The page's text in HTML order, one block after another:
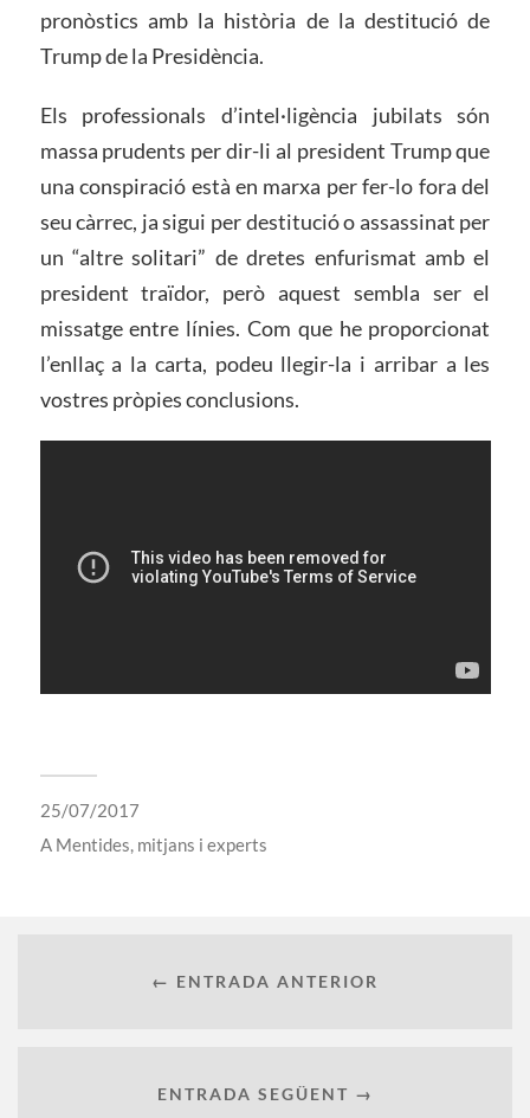
pronòstics amb la història de la destitució de
Trump de la Presidència.
Els professionals d’intel·ligència jubilats són
massa prudents per dir-li al president Trump que
una conspiració està en marxa per fer-lo fora del
seu càrrec, ja sigui per destitució o assassinat per
un “altre solitari” de dretes enfurismat amb el
president traïdor, però aquest sembla ser el
missatge entre línies. Com que he proporcionat
l’enllaç a la carta, podeu llegir-la i arribar a les
vostres pròpies conclusions.
25/07/2017
A Mentides, mitjans i experts
← ENTRADA ANTERIOR
ENTRADA SEGÜENT →